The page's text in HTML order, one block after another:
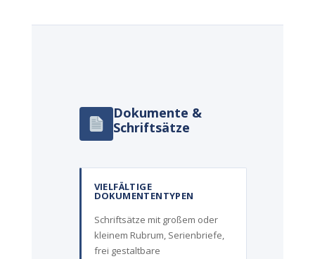
Dokumente &
Schriftsätze
VIELFÄLTIGE
DOKUMENTENTYPEN
Schriftsätze mit großem oder
kleinem Rubrum, Serienbriefe,
frei gestaltbare